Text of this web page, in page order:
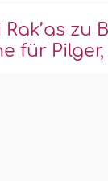
Rak’as
für